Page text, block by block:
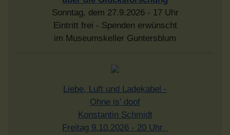
Sonntag, dem 27.9.2026 - 17 Uhr
Eintritt frei - Spenden erwünscht
im Museumskeller Guntersblum
Liebe, Luft und Ladekabel -
Ohne is' doof
Konstantin Schmidt
Freitag 9.10.2026 - 20 Uhr